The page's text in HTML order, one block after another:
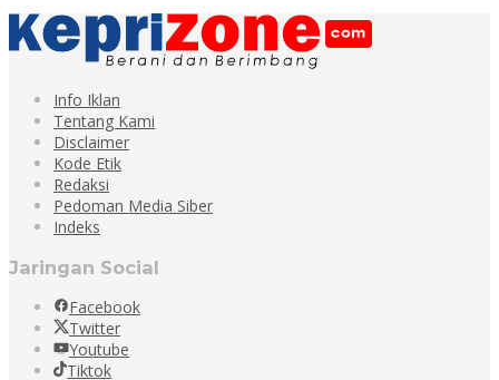
Info Iklan
Tentang Kami
Disclaimer
Kode Etik
Redaksi
Pedoman Media Siber
Indeks
Jaringan Social
Facebook
Twitter
Youtube
Tiktok